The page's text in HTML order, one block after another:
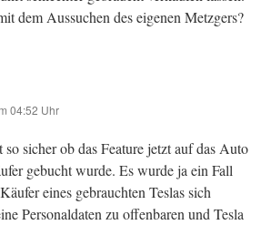
dem Aussuchen des eigenen Metzgers?
04:52 Uhr
sicher ob das Feature jetzt auf das Auto
gebucht wurde. Es wurde ja ein Fall
eines gebrauchten Teslas sich
Personaldaten zu offenbaren und Tesla